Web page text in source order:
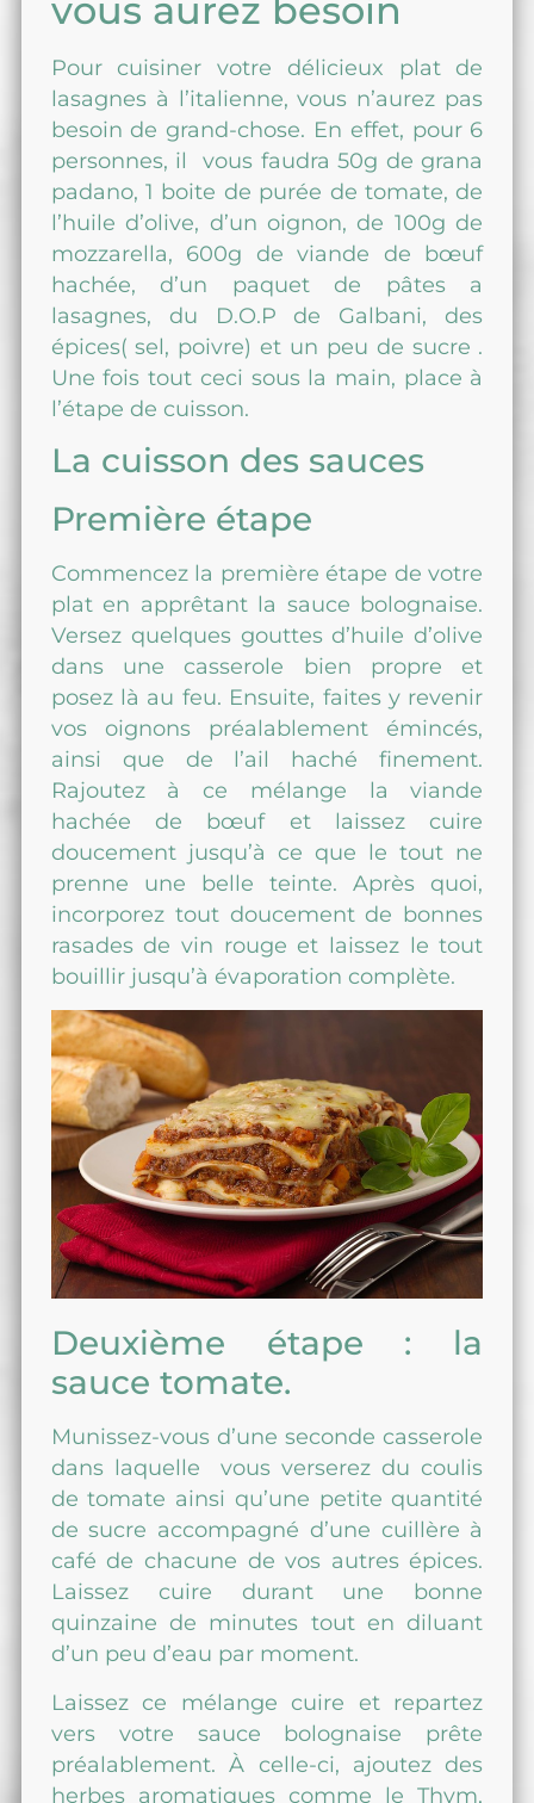
vous aurez besoin
Pour cuisiner votre délicieux plat de
lasagnes à l’italienne, vous n’aurez pas
besoin de grand-chose. En effet, pour 6
personnes, il vous faudra 50g de grana
padano, 1 boite de purée de tomate, de
l’huile d’olive, d’un oignon, de 100g de
mozzarella, 600g de viande de bœuf
hachée, d’un paquet de pâtes a
lasagnes, du D.O.P de Galbani, des
épices( sel, poivre) et un peu de sucre .
Une fois tout ceci sous la main, place à
l’étape de cuisson.
La cuisson des sauces
Première étape
Commencez la première étape de votre
plat en apprêtant la sauce bolognaise.
Versez quelques gouttes d’huile d’olive
dans une casserole bien propre et
posez là au feu. Ensuite, faites y revenir
vos oignons préalablement émincés,
ainsi que de l’ail haché finement.
Rajoutez à ce mélange la viande
hachée de bœuf et laissez cuire
doucement jusqu’à ce que le tout ne
prenne une belle teinte. Après quoi,
incorporez tout doucement de bonnes
rasades de vin rouge et laissez le tout
bouillir jusqu’à évaporation complète.
Deuxième étape : la
sauce tomate.
Munissez-vous d’une seconde casserole
dans laquelle vous verserez du coulis
de tomate ainsi qu’une petite quantité
de sucre accompagné d’une cuillère à
café de chacune de vos autres épices.
Laissez cuire durant une bonne
quinzaine de minutes tout en diluant
d’un peu d’eau par moment.
Laissez ce mélange cuire et repartez
vers votre sauce bolognaise prête
préalablement. À celle-ci, ajoutez des
herbes aromatiques comme le Thym,